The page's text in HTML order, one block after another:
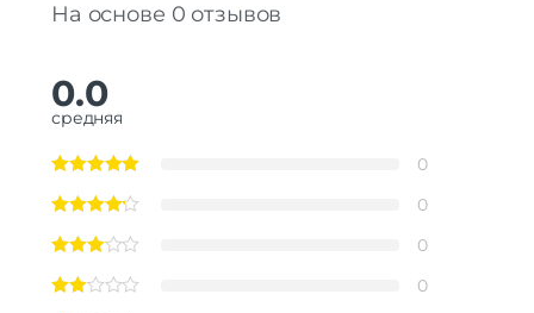
На основе 0 отзывов
0.0
средняя
0
0
0
0